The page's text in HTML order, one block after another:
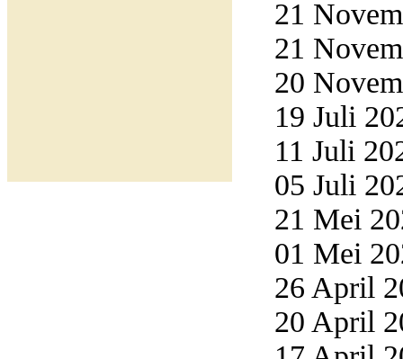
21
21
20
19 Juli
11 Juli
05 Juli
21 Mei
01 Mei
26 April
20 April